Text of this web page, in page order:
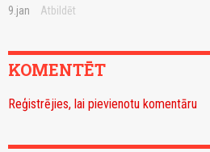
9.jan Atbildēt
KOMENTĒT
Reģistrējies, lai pievienotu komentāru